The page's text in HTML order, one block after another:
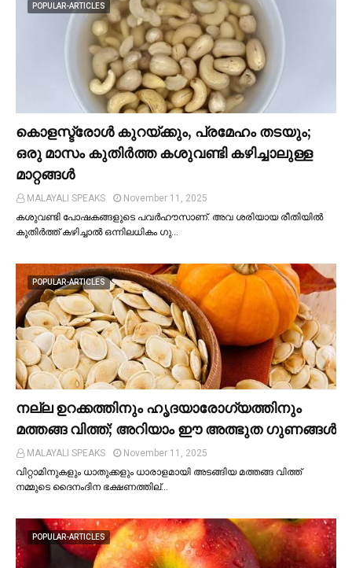
POPULAR-ARTICLES
കൊളസ്ട്രോള്‍ കുറയ്ക്കും, പ്രമേഹം തടയും;
ഒരു മാസം കുതിര്‍ത്ത കശുവണ്ടി കഴിച്ചാലുള്ള
മാറ്റങ്ങള്‍
MALAYALI SPEAKS
November 11, 2025
കശുവണ്ടി പോഷകങ്ങളുടെ പവർഹൗസാണ്. അവ ശരിയായ രീതിയില്‍
കുതിർത്ത് കഴിച്ചാല്‍ ഒന്നിലധികം ഗു…
POPULAR-ARTICLES
നല്ല ഉറക്കത്തിനും ഹൃദയാരോഗ്യത്തിനും
മത്തങ്ങ വിത്ത്; അറിയാം ഈ അത്ഭുത ഗുണങ്ങള്‍
MALAYALI SPEAKS
November 11, 2025
വിറ്റാമിനുകളും ധാതുക്കളും ധാരാളമായി അടങ്ങിയ മത്തങ്ങ വിത്ത്
നമ്മുടെ ദൈനംദിന ഭക്ഷണത്തില്…
POPULAR-ARTICLES